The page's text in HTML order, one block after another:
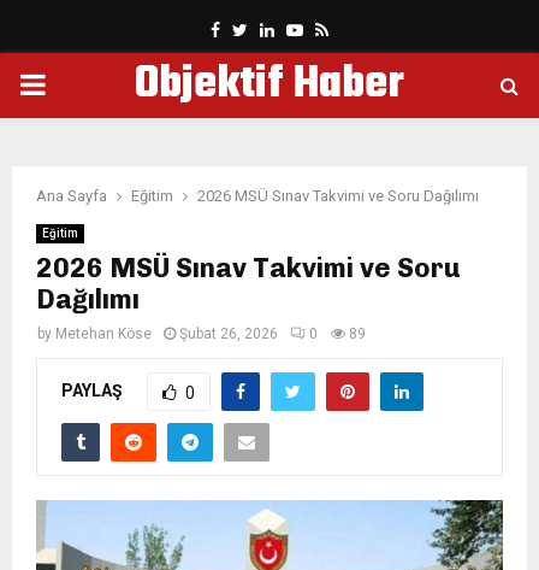
Facebook
Twitter
LinkedinYoutube
Rss
PRIMARYObjektif Haber
Ana Sayfa Eğitim 2026 MSÜ Sınav Takvimi ve Soru Dağılımı
Eğitim
2026 MSÜ Sınav Takvimi ve Soru
Dağılımı
by Metehan Köse Şubat 26, 2026 0 89
PAYLAŞ 0